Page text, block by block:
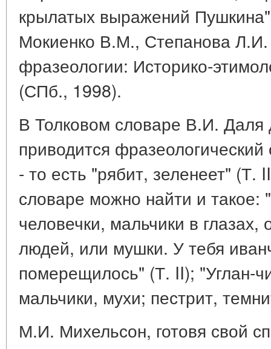
крылатых выражений
Мокиенко В.М., Степанова Л.И.
фразеологии: Историко-
(СПб., 1998).
В Толковом словаре В.И. Даля
приводится
- то есть "рябит, зеленеет"
словаре можно найти и такое:
человечки, мальчики в глазах,
людей, или мушки. У тебя
померещилось" (Т. II); "Углан-
мальчики, мухи; пестрит,
М.И. Михельсон, готовя свой